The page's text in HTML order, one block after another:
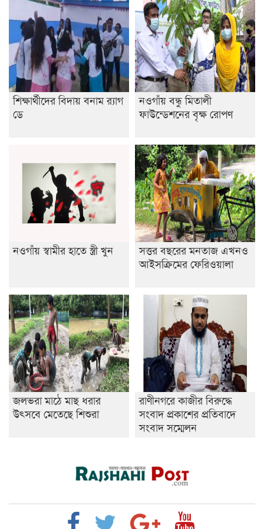
রাজশাহীতে ট্রাকচাপায় ভ্যানচালক নিহত
শেষ সময়ে ভোট কারচুরি অভিযোগ আবিদের
শিক্ষার্থীদের বিদায় বনাম র‍্যাগ
ডে
নওগাঁয় বন্ধু মিতালী
ফাউন্ডেশনের বৃক্ষ রোপণ
নওগাঁয় স্বামীর হাতে স্ত্রী খুন
সত্তর বছরের মনতাজ এখনও
আইসক্রিমের ফেরিওয়ালা
জলভরা মাঠে মাছ ধরার
উৎসবে মেতেছে শিশুরা
রাণীনগরে কাজীর বিরুদ্ধে
সংবাদ প্রকাশের প্রতিবাদে
সংবাদ সম্মেলন